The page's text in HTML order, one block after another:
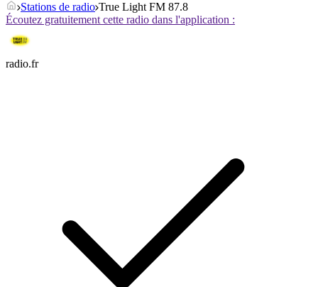
Stations de radio True Light FM 87.8
Écoutez gratuitement cette radio dans l'application :
radio.fr